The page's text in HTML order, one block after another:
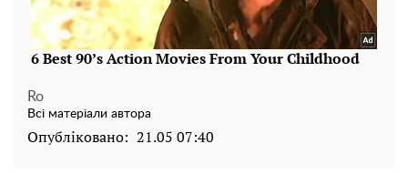
Ro
Всі матеріали автора
Опубліковано: 21.05 07:40